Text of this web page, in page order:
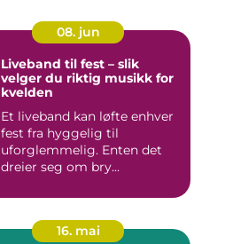
08. jun
Liveband til fest – slik
velger du riktig musikk for
kvelden
Et liveband kan løfte enhver
fest fra hyggelig til
uforglemmelig. Enten det
dreier seg om bry...
16. mai